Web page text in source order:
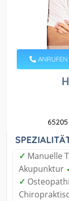
ANRUFEN
✓ Manuelle
Akupunktur
✓